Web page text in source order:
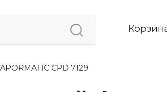
CPD 7129